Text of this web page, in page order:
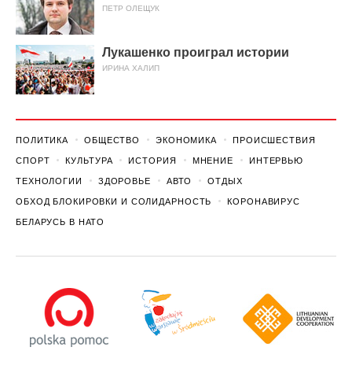
ПЕТР ОЛЕЩУК
Лукашенко проиграл истории
ИРИНА ХАЛИП
ПОЛИТИКА ОБЩЕСТВО ЭКОНОМИКА ПРОИСШЕСТВИЯ
СПОРТ КУЛЬТУРА ИСТОРИЯ МНЕНИЕ ИНТЕРВЬЮ
ТЕХНОЛОГИИ ЗДОРОВЬЕ АВТО ОТДЫХ
ОБХОД БЛОКИРОВКИ И СОЛИДАРНОСТЬ КОРОНАВИРУС
БЕЛАРУСЬ В НАТО